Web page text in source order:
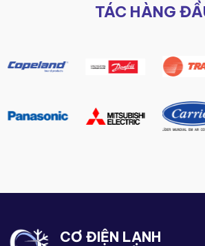
TÁC HÀNG
CƠ ĐIỆN LẠNH